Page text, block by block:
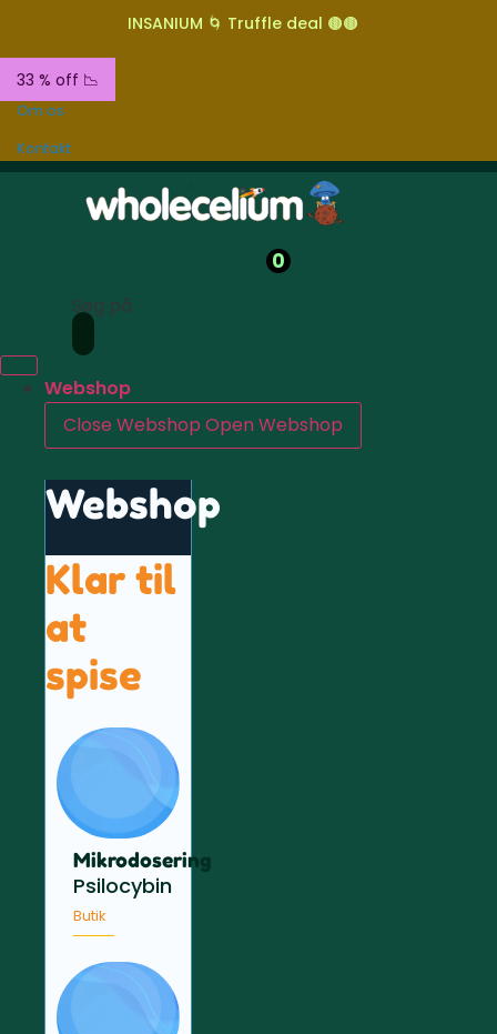
INSANIUM 🌀 Truffle deal 🟤🟤
33 % off 📉
Om os
Kontakt
0
Søg på
Webshop
Close Webshop Open Webshop
Webshop
Klar til
at
spise
Mikrodosering
Psilocybin
Butik